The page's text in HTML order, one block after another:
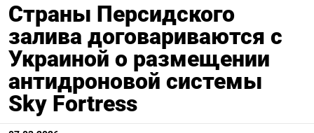
Страны Персидского
залива договариваются с
Украиной о размещении
антидроновой системы
Sky Fortress